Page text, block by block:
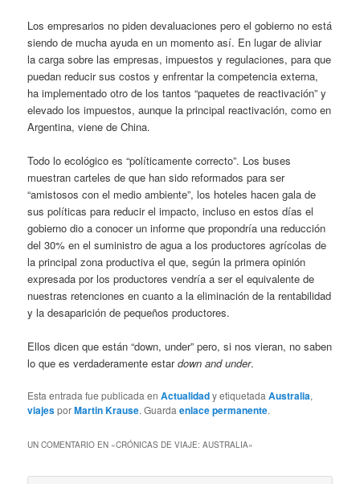
Los empresarios no piden devaluaciones pero el gobierno no está
siendo de mucha ayuda en un momento así. En lugar de aliviar
la carga sobre las empresas, impuestos y regulaciones, para que
puedan reducir sus costos y enfrentar la competencia externa,
ha implementado otro de los tantos “paquetes de reactivación” y
elevado los impuestos, aunque la principal reactivación, como en
Argentina, viene de China.
Todo lo ecológico es “políticamente correcto”. Los buses
muestran carteles de que han sido reformados para ser
“amistosos con el medio ambiente”, los hoteles hacen gala de
sus políticas para reducir el impacto, incluso en estos días el
gobierno dio a conocer un informe que propondría una reducción
del 30% en el suministro de agua a los productores agrícolas de
la principal zona productiva el que, según la primera opinión
expresada por los productores vendría a ser el equivalente de
nuestras retenciones en cuanto a la eliminación de la rentabilidad
y la desaparición de pequeños productores.
Ellos dicen que están “down, under” pero, si nos vieran, no saben
lo que es verdaderamente estardown and under.
Esta entrada fue publicada enActualidady etiquetadaAustralia,
viajesporMartin Krause. Guardaenlace permanente.
UN COMENTARIO EN «CRÓNICAS DE VIAJE: AUSTRALIA»